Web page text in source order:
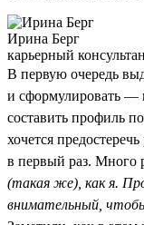
Ирина Берг
карьерный
В первую очередь
и сформулировать —
составить профиль
хочется
в первый раз. Много
(такая же), как я.
внимательный,